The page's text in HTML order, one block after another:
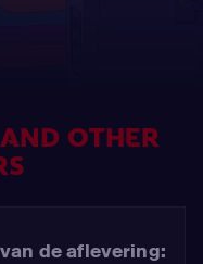
OTHER
de aflevering: